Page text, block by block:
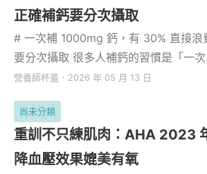
正確補鈣要分次攝取
# 一次補 1000mg 鈣，有 30% 直接
要分次攝取 很多人補鈣的習慣是「一次
營養師杯蓋 ． 2026 年 05 月 13 日
尚未分類
重訓不只練肌肉：AHA 2023
降血壓效果媲美有氧